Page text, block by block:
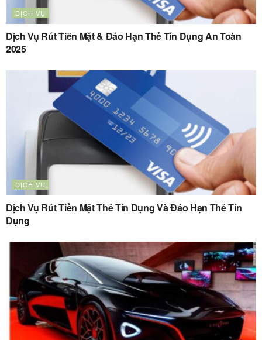
DỊCH VỤ
Dịch Vụ Rút Tiền Mặt & Đáo Hạn Thẻ Tín Dụng An Toàn
2025
DỊCH VỤ
Dịch Vụ Rút Tiền Mặt Thẻ Tín Dụng Và Đáo Hạn Thẻ Tín
Dụng